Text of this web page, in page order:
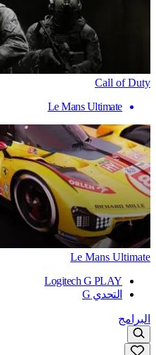
Call of Duty
Le Mans Ultimate
Le Mans Ultimate
Logitech G PLAY
التحدي G
البرامج